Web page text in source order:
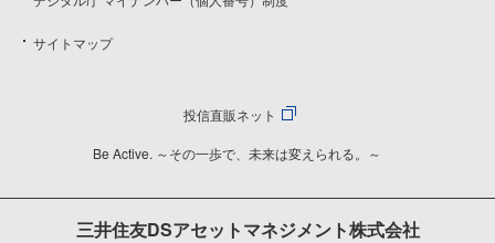
サイトマップ
投信直販ネット
Be Active. ～その一歩で、未来は変えられる。～
三井住友DSアセットマネジメント株式会社